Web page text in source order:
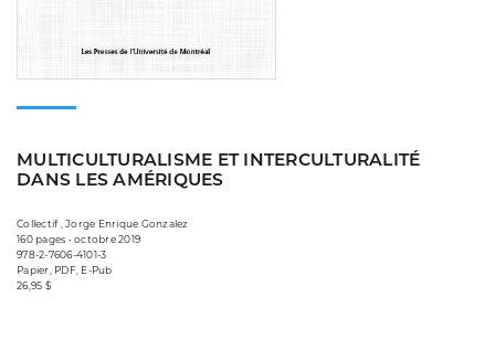
MULTICULTURALISME ET INTERCULTURALITÉ
DANS LES AMÉRIQUES
Collectif , Jorge Enrique Gonzalez­
160 pages • octobre 2019
978-2-7606-4101-3
Papier, PDF, E-Pub
26,95 $